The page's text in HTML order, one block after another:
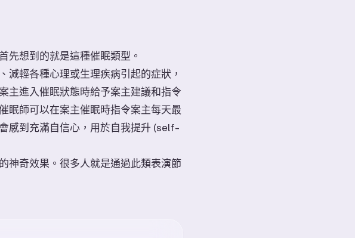
先想到的就是這種催眠類型。
減輕各種心理或生理疾病引起的症狀，
主進入催眠狀態時給予案主建議和指令
眠師可以在案主催眠時指令案主每天最
感到充滿自信心，用於自我提升 (self-
神奇效果。很多人就是通過此類表演節